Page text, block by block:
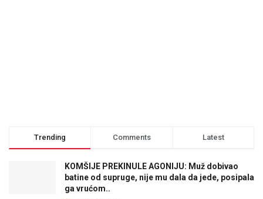
Trending Comments Latest
KOMŠIJE PREKINULE AGONIJU: Muž dobivao
batine od supruge, nije mu dala da jede, posipala
ga vrućom..